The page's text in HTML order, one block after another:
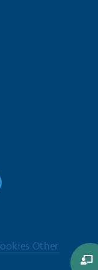
Other